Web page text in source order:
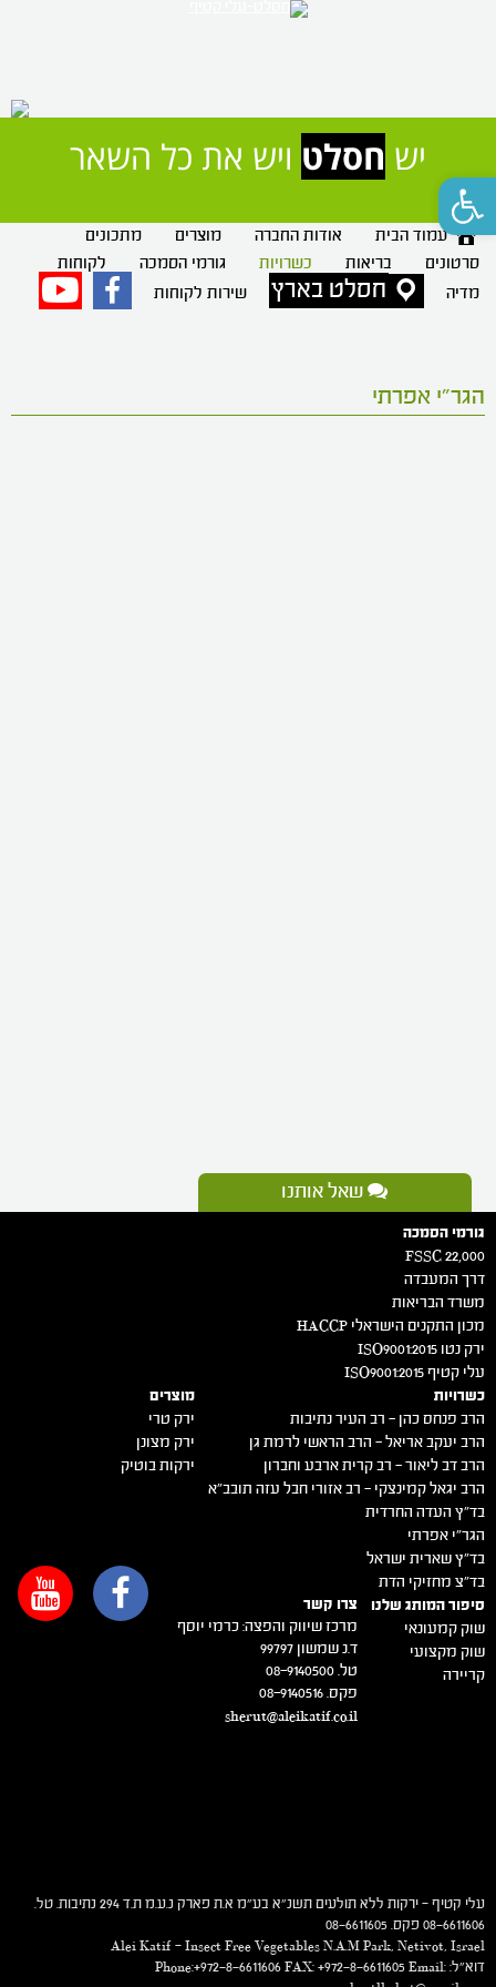
פתח סרגל נגישות
יש חסלט ויש את כל השאר
עמוד הבית אודות החברה מוצרים
מתכונים
סרטונים
בריאות כשרויות גורמי הסמכה
לקוחות
מדיה
חסלט בארץ שירות לקוחות פייסבוק
הגר"י אפרתי
שאל אותנו
גורמי הסמכה
FSSC 22,000
דרך המעבדה
משרד הבריאות
מכון התקנים הישראלי HACCP
ירק נטו 2015:ISO9001
עלי קטיף 2015:ISO9001
כשרויות
הרב פנחס כהן – רב העיר נתיבות
הרב יעקב אריאל – הרב הראשי לרמת גן
הרב דב ליאור – רב קרית ארבע וחברון
הרב יגאל קמינצקי – רב אזורי חבל עזה תובב"א
בד"ץ העדה החרדית
הגר"י אפרתי
בד"ץ שארית ישראל
בד"צ מחזיקי הדת
מוצרים
ירק טרי
ירק מצונן
ירקות בוטיק
סיפור המותג שלנו
שוק קמעונאי
שוק מקצועי
קריירה
צרו קשר
מרכז שיווק והפצה: כרמי יוסף
ד.נ שמשון 99797
טל. 08-9140500
פקס. 08-9140516
sherut@aleikatif.co.il
עלי קטיף – ירקות ללא תולעים תשנ"א בע"מ א.ת פארק נ.ע.מ ת.ד 294 נתיבות. טל.
08-6611606 פקס. 08-6611605
Alei Katif – Insect Free Vegetables N.A.M Park, Netivot, Israel
דוא"ל: Phone:+972-8-6611606 FAX: +972-8-6611605 Email: